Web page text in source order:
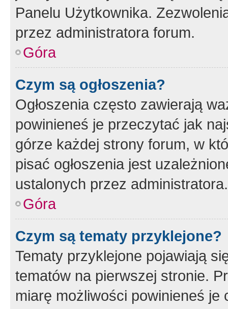
Panelu Użytkownika.
przez administratora forum.
Góra
Czym są ogłoszenia?
Ogłoszenia często zawierają
powinieneś je przeczytać jak
górze każdej strony forum, w
pisać ogłoszenia jest
ustalonych przez administratora.
Góra
Czym są tematy przyklejone?
Tematy przyklejone pojawiają
tematów na pierwszej stronie.
miarę możliwości powinieneś je